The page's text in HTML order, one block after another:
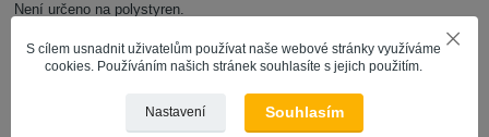
Není určeno na polystyren.
Zboží zařazeno v kategoriích
S cílem usnadnit uživatelům používat naše webové stránky využíváme
cookies. Používáním našich stránek souhlasíte s jejich použitím.
Nastavení Souhlasím